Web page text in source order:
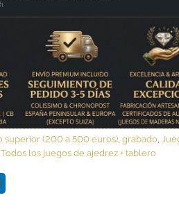
superior (200 a 500 euros), grabado,
Todos los juegos de ajedrez + tablero